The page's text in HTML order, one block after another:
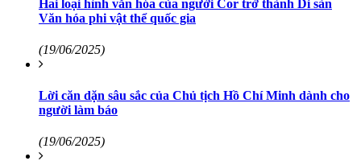
Hai loại hình văn hóa của người Cor trở thành Di sản
Văn hóa phi vật thể quốc gia
(19/06/2025)
Lời căn dặn sâu sắc của Chủ tịch Hồ Chí Minh dành cho
người làm báo
(19/06/2025)